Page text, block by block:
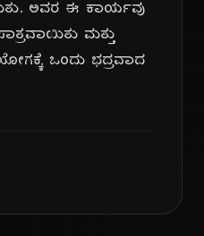
ಅವರ ಈ ಕಾರ್ಯವು
ಮತ್ತು
ಒಂದು ಭದ್ರವಾದ